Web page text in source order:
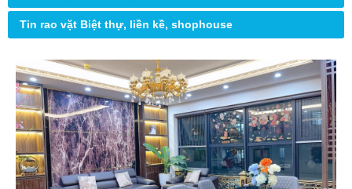
Tin rao vặt Biệt thự, liền kề, shophouse